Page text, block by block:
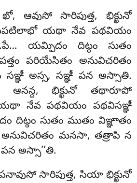
ఆవుసో సారిపుత్త, భిక్ఖునో
యథా నేవ పథవియం
యమ్పిదం దిట్ఠం సుతం
పరియేసితం అనువిచరితం
అస్స, సఞ్ఞీ పన అస్సాతి.
ఆనన్ద, భిక్ఖునో తథారూపో
నేవ పథవియం పథవిసఞ్ఞీ
దిట్ఠం సుతం ముతం విఞ్ఞాతం
మనసా, తత్రాపి న
అస్సా’’తి.
సారిపుత్త, సియా భిక్ఖునో